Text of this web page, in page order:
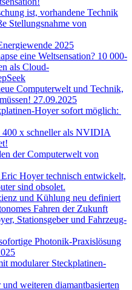
ist, vorhandene Technik
Stellungsnahme von
2025
eine Weltsensation? 10 000-
als Cloud-
Computerwelt und Technik,
27.09.2025
Hoyer sofort möglich:
400 x schneller als NVIDIA
der Computerwelt von
Hoyer technisch entwickelt,
sind obsolet.
und Kühlung neu definiert
Fahren der Zukunft
Stationsgeber und Fahrzeug-
Photonik-Praxislösung
modularer Steckplatinen-
weiteren diamantbasierten